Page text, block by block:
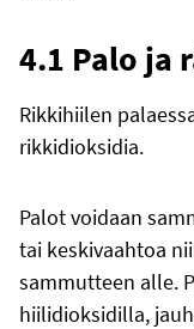
4.1 Palo ja
Rikkihiilen
rikkidioksidia.
Palot voidaan
tai keskivaahtoa
sammutteen alle.
hiilidioksidilla,